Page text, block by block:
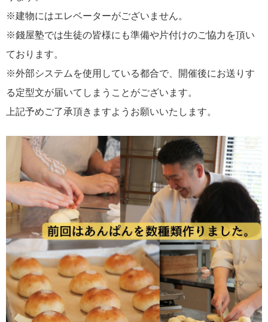
※建物にはエレベーターがございません。
※錢屋塾では生徒の皆様にも準備や片付けのご協力を頂い
ております。
※外部システムを使用している都合で、開催後にお送りす
る定型文が届いてしまうことがございます。
上記予めご了承頂きますようお願いいたします。